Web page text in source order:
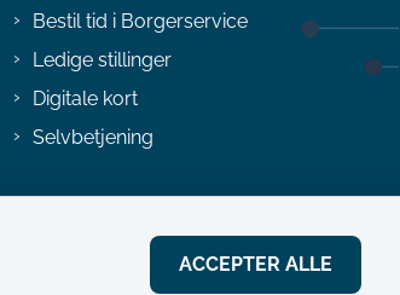
Bestil tid i Borgerservice
Ledige stillinger
Digitale kort
Selvbetjening
ACCEPTER ALLE